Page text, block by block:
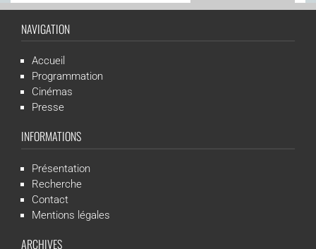
NAVIGATION
Accueil
Programmation
Cinémas
Presse
INFORMATIONS
Présentation
Recherche
Contact
Mentions légales
ARCHIVES